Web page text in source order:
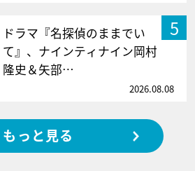
5
ドラマ『名探偵のままでい
て』、ナインティナイン岡村
隆史＆矢部…
2026.08.08
もっと見る